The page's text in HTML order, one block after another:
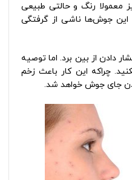
معمولا رنگ و حالتی طبیعی
این جوش‌ها ناشی از گرفتگی
دادن از بین برد. اما توصیه
چراکه این کار باعث زخم
جای جوش خواهد شد.